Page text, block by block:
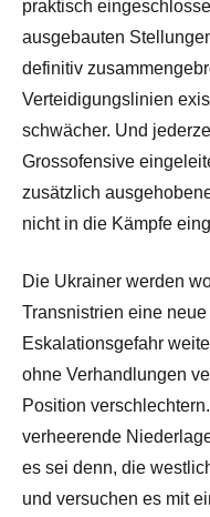
praktisch
ausgebauten
definitiv
Verteidigungslinien
schwächer. Und
Grossofensive
zusätzlich
nicht in die Kämpfe
Die Ukrainer werden
Transnistrien eine
Eskalationsgefahr
ohne Verhandlungen
Position
verheerende
es sei denn, die
und versuchen es mit